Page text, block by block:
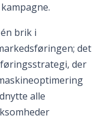
brik i
det
der
alle